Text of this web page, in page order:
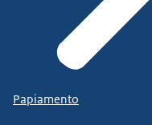
Papiamento